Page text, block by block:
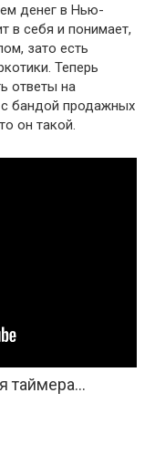
денег в Нью-
в себя и понимает,
зато есть
Теперь
ответы на
бандой продажных
он такой.
таймера...